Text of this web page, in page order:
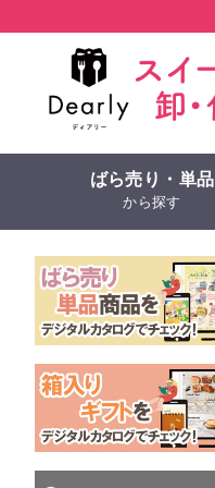
ばら売り・単品
から探す